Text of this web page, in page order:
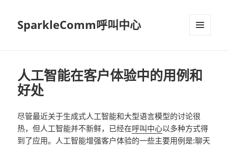
SparkleComm呼叫中心
人工智能在客户体验中的用例和
好处
尽管最近关于生成式人工智能和大型语言模型的讨论很
热，但人工智能并不新鲜，已经在呼叫中心以多种方式得
到了应用。人工智能增强客户体验的一些主要用例是:聊天